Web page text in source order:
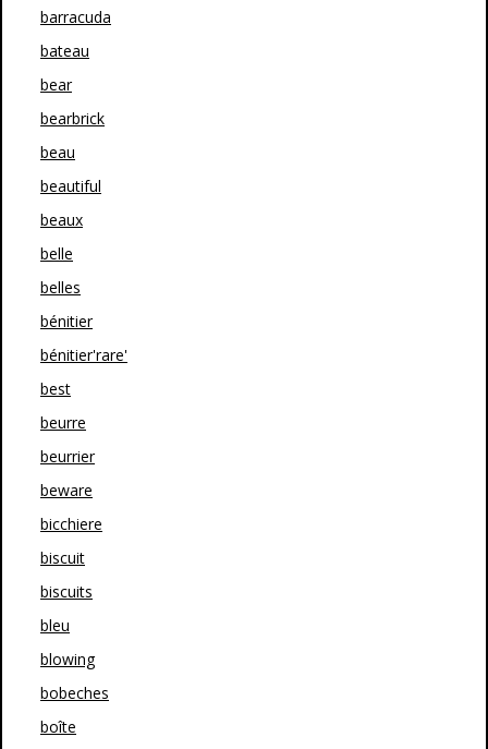
barracuda
bateau
bear
bearbrick
beau
beautiful
beaux
belle
belles
bénitier
bénitier'rare'
best
beurre
beurrier
beware
bicchiere
biscuit
biscuits
bleu
blowing
bobeches
boîte